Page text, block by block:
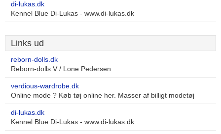
di-lukas.dk
Kennel Blue Di-Lukas - www.di-lukas.dk
Links ud
reborn-dolls.dk
Reborn-dolls V / Lone Pedersen
verdious-wardrobe.dk
Online mode ? Køb tøj online her. Masser af billigt modetøj
di-lukas.dk
Kennel Blue Di-Lukas - www.di-lukas.dk